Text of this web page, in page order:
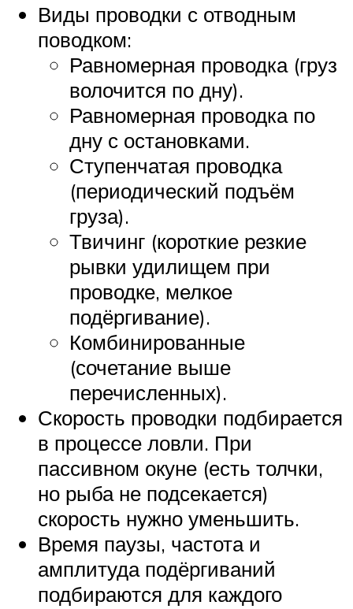
Виды проводки с отводным
поводком:
Равномерная проводка (груз
волочится по дну).
Равномерная проводка по
дну с остановками.
Ступенчатая проводка
(периодический подъём
груза).
Твичинг (короткие резкие
рывки удилищем при
проводке, мелкое
подёргивание).
Комбинированные
(сочетание выше
перечисленных).
Скорость проводки подбирается
в процессе ловли. При
пассивном окуне (есть толчки,
но рыба не подсекается)
скорость нужно уменьшить.
Время паузы, частота и
амплитуда подёргиваний
подбираются для каждого